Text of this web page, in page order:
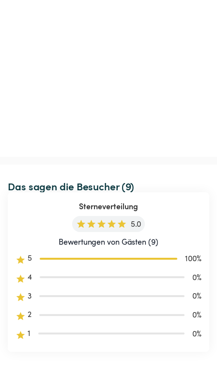
Das sagen die Besucher (9)
Sterneverteilung
5.0
Bewertungen von Gästen (9)
5
100%
4
0%
3
0%
2
0%
1
0%